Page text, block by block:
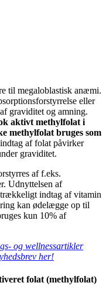
til megaloblastisk anæmi.
eller
graviditet og amning.
aktivt methylfolat i
methylfolat bruges som
af folat påvirker
graviditet.
af f.eks.
Udnyttelsen af
indtag af vitamin
kan ødelægge op til
kun 10% af
og wellnessartikler
her!
folat (methylfolat)